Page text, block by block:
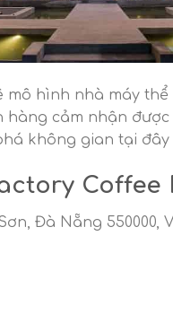
mô hình nhà máy
hàng cảm nhận
không gian tại đây
Coffee
Đà Nẵng 550000,